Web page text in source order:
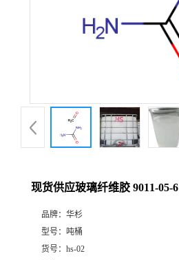
现货供应玻璃纤维胶 9011-05-6
品牌： 华杉
型号： 吨桶
货号： hs-02